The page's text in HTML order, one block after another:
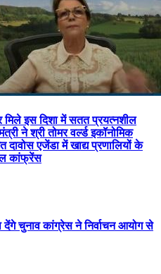
मिले इस दिशा में सतत प्रयत्नशील
ने श्री तोमर वर्ल्ड इकॉनोमिक
एजेंडा में खाद्य प्रणालियों के
कांफ्रेंस
चुनाव कांग्रेस ने निर्वाचन आयोग से